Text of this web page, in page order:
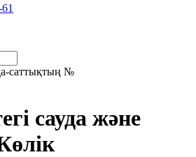
саттықтың №
сауда және